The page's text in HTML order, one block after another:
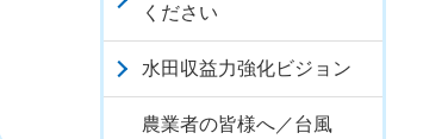
ください
水田収益力強化ビジョン
農業者の皆様へ／台風